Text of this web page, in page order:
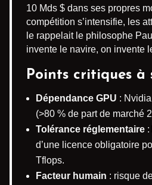
10 Mds $ dans ses propres
compétition s’intensifie, les
le rappelait le philosophe
invente le navire, on invente
Points critiques à
Dépendance GPU :
(>80 % de part de marché
Tolérance réglementaire :
d’une licence obligatoire
Tflops.
Facteur humain : risque